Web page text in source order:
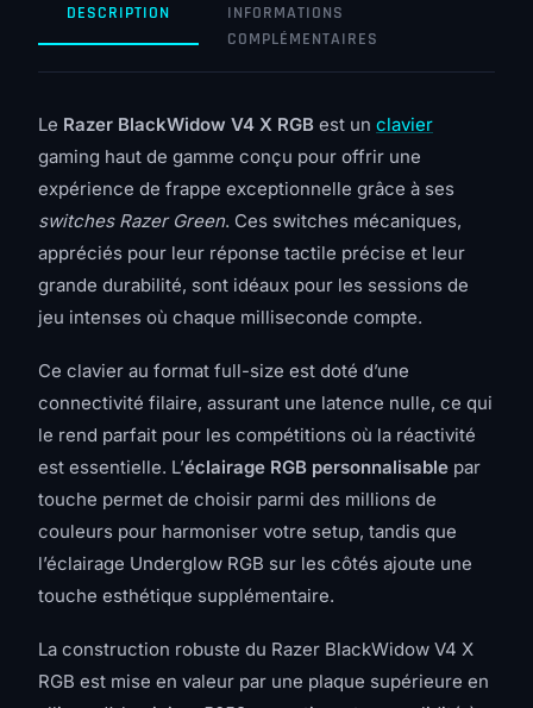
DESCRIPTION
INFORMATIONS
COMPLÉMENTAIRES
Le Razer BlackWidow V4 X RGB est un clavier
gaming haut de gamme conçu pour offrir une
expérience de frappe exceptionnelle grâce à ses
switches Razer Green. Ces switches mécaniques,
appréciés pour leur réponse tactile précise et leur
grande durabilité, sont idéaux pour les sessions de
jeu intenses où chaque milliseconde compte.
Ce clavier au format full-size est doté d’une
connectivité filaire, assurant une latence nulle, ce qui
le rend parfait pour les compétitions où la réactivité
est essentielle. L’éclairage RGB personnalisable par
touche permet de choisir parmi des millions de
couleurs pour harmoniser votre setup, tandis que
l’éclairage Underglow RGB sur les côtés ajoute une
touche esthétique supplémentaire.
La construction robuste du Razer BlackWidow V4 X
RGB est mise en valeur par une plaque supérieure en